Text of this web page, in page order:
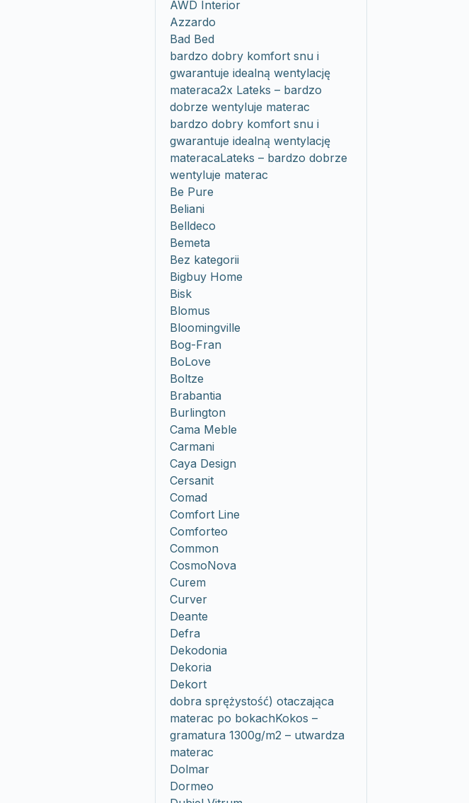
AWD Interior
Azzardo
Bad Bed
bardzo dobry komfort snu i
gwarantuje idealną wentylację
materaca2x Lateks – bardzo
dobrze wentyluje materac
bardzo dobry komfort snu i
gwarantuje idealną wentylację
materacaLateks – bardzo dobrze
wentyluje materac
Be Pure
Beliani
Belldeco
Bemeta
Bez kategorii
Bigbuy Home
Bisk
Blomus
Bloomingville
Bog-Fran
BoLove
Boltze
Brabantia
Burlington
Cama Meble
Carmani
Caya Design
Cersanit
Comad
Comfort Line
Comforteo
Common
CosmoNova
Curem
Curver
Deante
Defra
Dekodonia
Dekoria
Dekort
dobra sprężystość) otaczająca
materac po bokachKokos –
gramatura 1300g/m2 – utwardza
materac
Dolmar
Dormeo